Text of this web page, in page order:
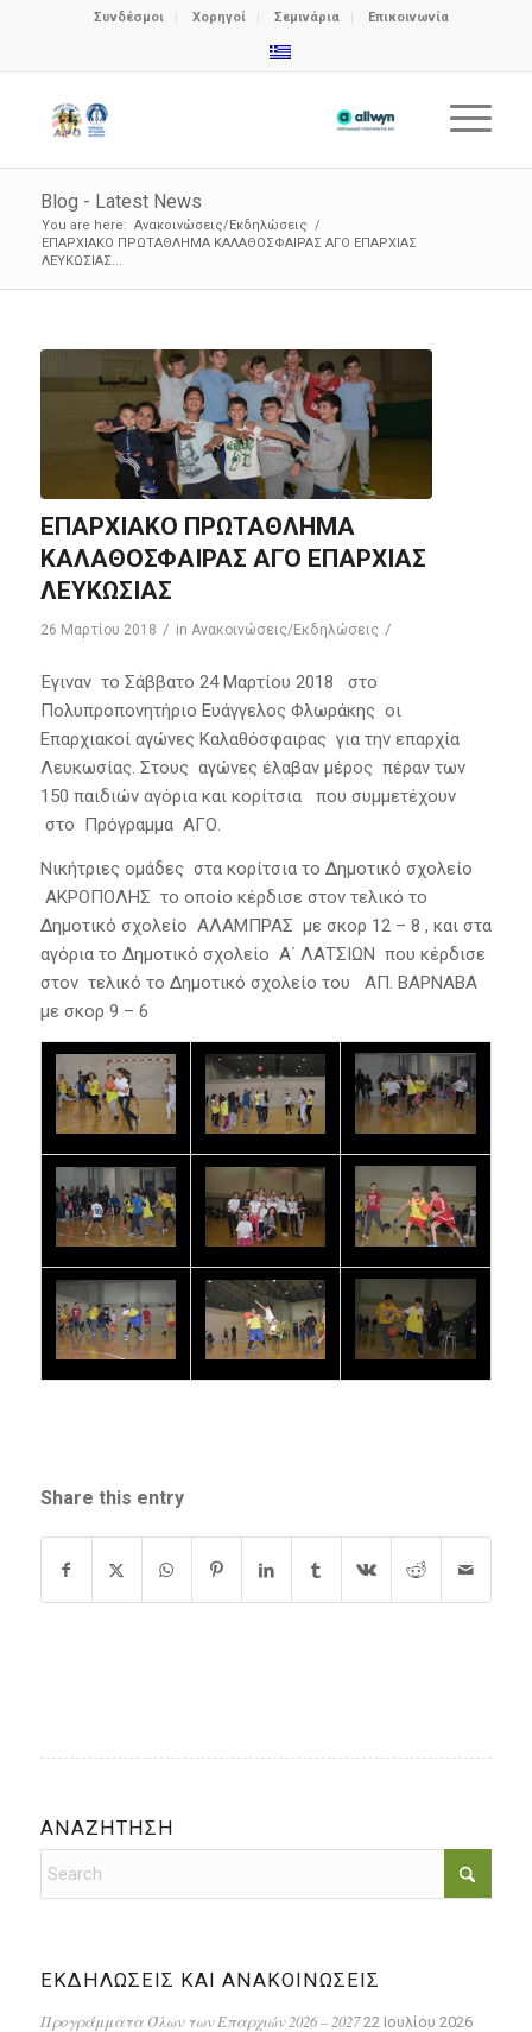
Συνδέσμοι Χορηγοί Σεμινάρια Επικοινωνία
Blog - Latest News
You are here: Ανακοινώσεις/Εκδηλώσεις /
ΕΠΑΡΧΙΑΚΟ ΠΡΩΤΑΘΛΗΜΑ ΚΑΛΑΘΟΣΦΑΙΡΑΣ ΑΓΟ ΕΠΑΡΧΙΑΣ
ΛΕΥΚΩΣΙΑΣ...
ΕΠΑΡΧΙΑΚΟ ΠΡΩΤΑΘΛΗΜΑ
ΚΑΛΑΘΟΣΦΑΙΡΑΣ ΑΓΟ ΕΠΑΡΧΙΑΣ
ΛΕΥΚΩΣΙΑΣ
26 Μαρτίου 2018 / in Ανακοινώσεις/Εκδηλώσεις /
Έγιναν το Σάββατο 24 Μαρτίου 2018 στο
Πολυπροπονητήριο Ευάγγελος Φλωράκης οι
Επαρχιακοί αγώνες Καλαθόσφαιρας για την επαρχία
Λευκωσίας. Στους αγώνες έλαβαν μέρος πέραν των
150 παιδιών αγόρια και κορίτσια που συμμετέχουν
στο Πρόγραμμα ΑΓΟ.
Νικήτριες ομάδες στα κορίτσια το Δημοτικό σχολείο
ΑΚΡΟΠΟΛΗΣ το οποίο κέρδισε στον τελικό το
Δημοτικό σχολείο ΑΛΑΜΠΡΑΣ με σκορ 12 – 8 , και στα
αγόρια το Δημοτικό σχολείο Α΄ ΛΑΤΣΙΩΝ που κέρδισε
στον τελικό το Δημοτικό σχολείο του ΑΠ. ΒΑΡΝΑΒΑ
με σκορ 9 – 6
Share this entry
ΑΝΑΖΗΤΗΣΗ
ΕΚΔΗΛΩΣΕΙΣ ΚΑΙ ΑΝΑΚΟΙΝΩΣΕΙΣ
Προγράμματα Όλων των Επαρχιών 2026 – 2027 22 Ιουλίου 2026